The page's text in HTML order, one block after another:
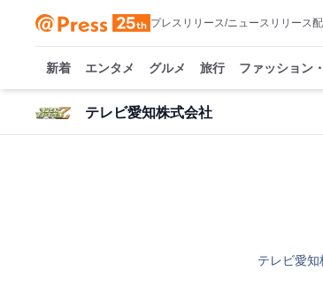
プレスリリース/ニュースリリース
新着 エンタメ グルメ 旅行 ファッション
テレビ愛知株式会社
テレビ愛知